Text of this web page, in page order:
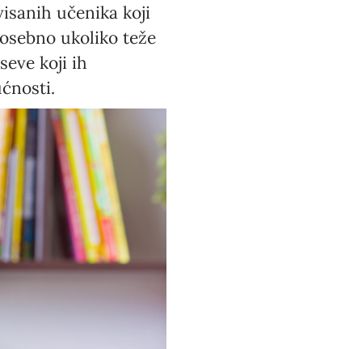
učenika koji
ukoliko teže
koji ih